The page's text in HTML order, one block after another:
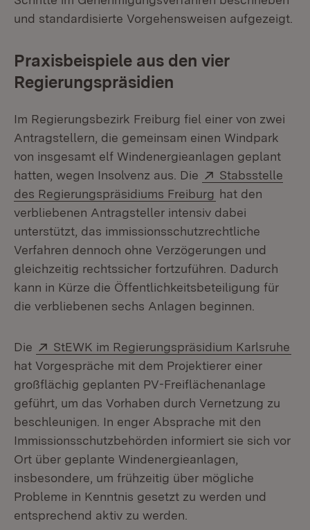
und standardisierte Vorgehensweisen aufgezeigt.
Praxisbeispiele aus den vier
Regierungspräsidien
Im Regierungsbezirk Freiburg fiel einer von zwei
Antragstellern, die gemeinsam einen Windpark
von insgesamt elf Windenergieanlagen geplant
hatten, wegen Insolvenz aus. Die
Extern:
Stabsstelle
des Regierungspräsidiums Freiburg (Öffnet in
hat den
verbliebenen Antragsteller intensiv dabei
unterstützt, das immissionsschutzrechtliche
Verfahren dennoch ohne Verzögerungen und
gleichzeitig rechtssicher fortzuführen. Dadurch
kann in Kürze die Öffentlichkeitsbeteiligung für
die verbliebenen sechs Anlagen beginnen.
Die Extern:
StEWK im Regierungspräsidium Karlsruhe
hat Vorgespräche mit dem Projektierer einer
großflächig geplanten PV-Freiflächenanlage
geführt, um das Vorhaben durch Vernetzung zu
beschleunigen. In enger Absprache mit den
Immissionsschutzbehörden informiert sie sich vor
Ort über geplante Windenergieanlagen,
insbesondere, um frühzeitig über mögliche
Probleme in Kenntnis gesetzt zu werden und
entsprechend aktiv zu werden.